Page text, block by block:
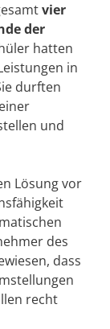
vier
der
hatten
in
durften
und
Lösung vor
des
dass
recht